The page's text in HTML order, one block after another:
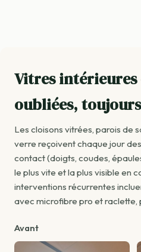
Vitres intérieures
oubliées,
Les cloisons vitrées, parois de
verre reçoivent chaque jour
contact (doigts, coudes,
le plus vite et la plus visible en
interventions récurrentes
avec microfibre pro et raclette,
Avant